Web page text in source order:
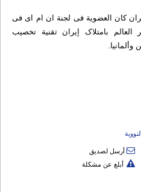
کان العضویة فی لجنة ان ام ای فی
بامتلاک إیران تقنیة تخصیب
وألمانیا.
أرسل لصديق
أبلغ عن مشكلة